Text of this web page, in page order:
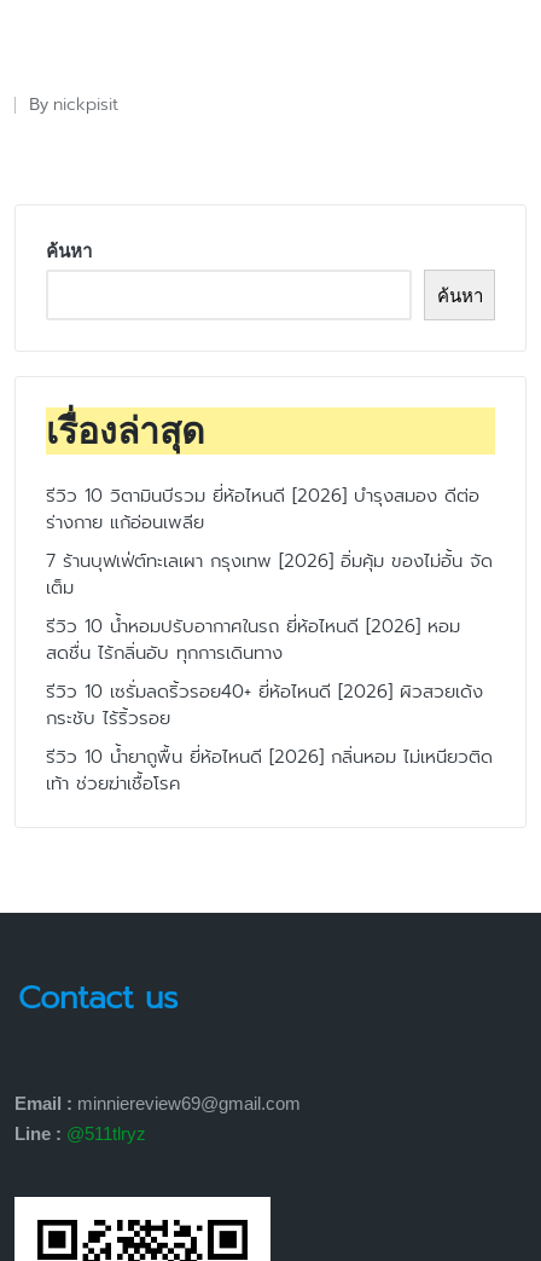
Posted
By nickpisit
ค้นหา
ค้นหา
เรื่องล่าสุด
รีวิว 10 วิตามินบีรวม ยี่ห้อไหนดี [2026] บำรุงสมอง ดีต่อ
ร่างกาย แก้อ่อนเพลีย
7 ร้านบุฟเฟ่ต์ทะเลเผา กรุงเทพ [2026] อิ่มคุ้ม ของไม่อั้น จัด
เต็ม
รีวิว 10 น้ำหอมปรับอากาศในรถ ยี่ห้อไหนดี [2026] หอม
สดชื่น ไร้กลิ่นอับ ทุกการเดินทาง
รีวิว 10 เซรั่มลดริ้วรอย40+ ยี่ห้อไหนดี [2026] ผิวสวยเด้ง
กระชับ ไร้ริ้วรอย
รีวิว 10 น้ำยาถูพื้น ยี่ห้อไหนดี [2026] กลิ่นหอม ไม่เหนียวติด
เท้า ช่วยฆ่าเชื้อโรค
Contact us
Email : minniereview69@gmail.com
Line : @511tlryz